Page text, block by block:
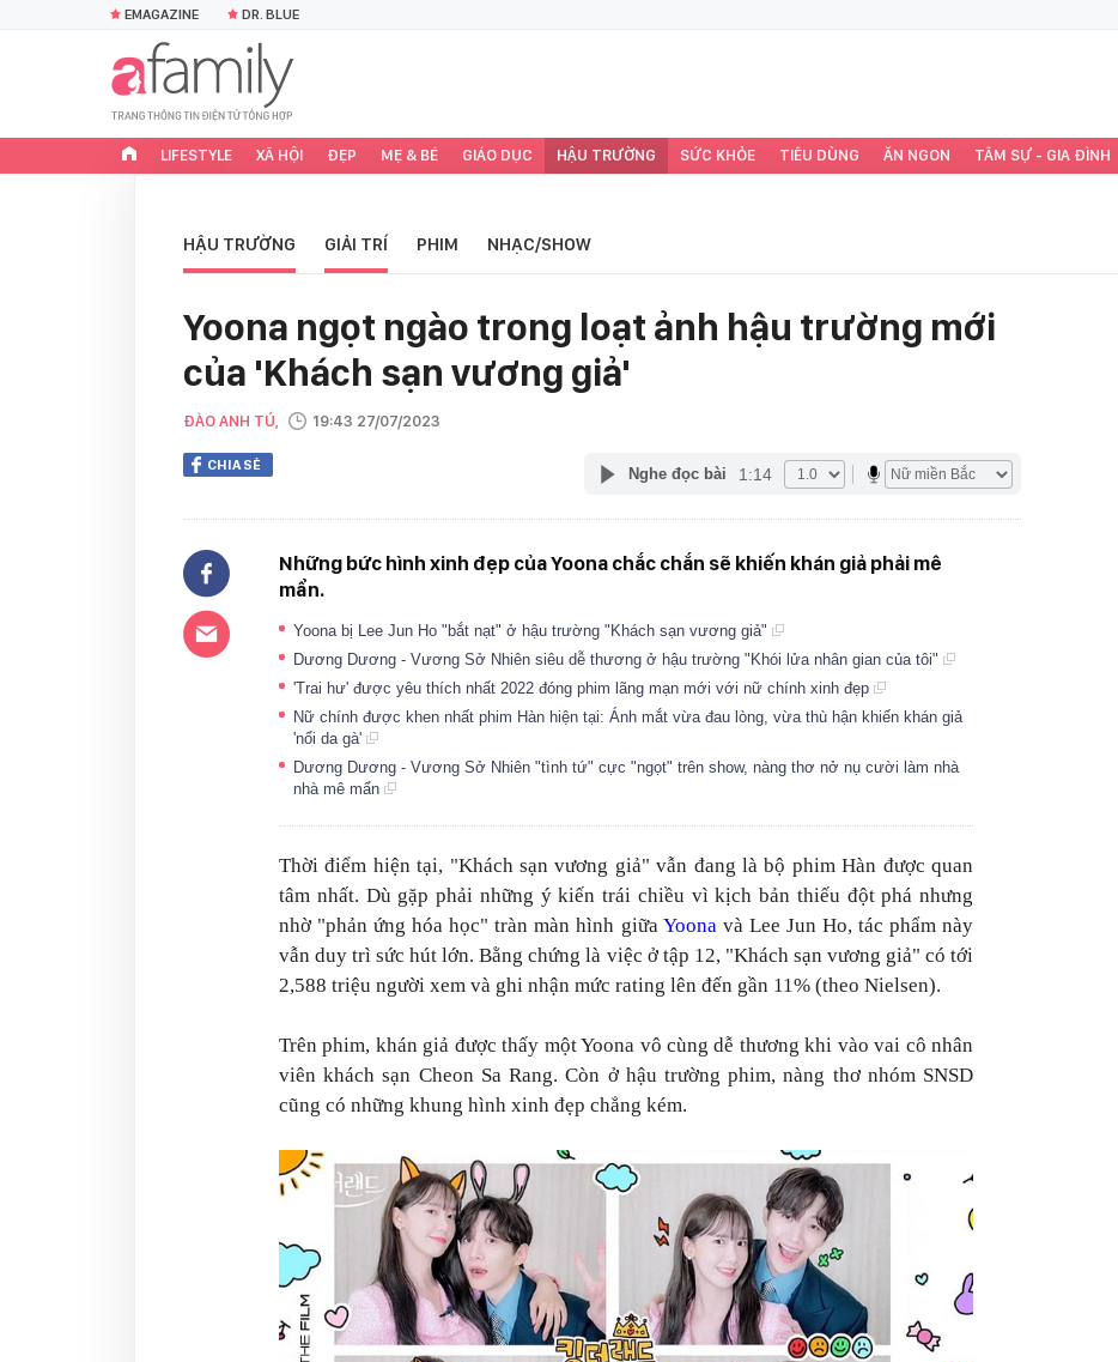
EMAGAZINE DR. BLUE
LIFESTYLE XÃ HỘI ĐẸP MẸ & BÉ GIÁO DỤC HẬU TRƯỜNG SỨC KHỎE TIÊU DÙNG ĂN NGON TÂM SỰ - GIA ĐÌNH
HẬU TRƯỜNG GIẢI TRÍ PHIM NHẠC/SHOW
Yoona ngọt ngào trong loạt ảnh hậu trường mới
của 'Khách sạn vương giả'
ĐÀO ANH TÚ, 19:43 27/07/2023
CHIA SẺ Nghe đọc bài 1:14
Những bức hình xinh đẹp của Yoona chắc chắn sẽ khiến khán giả phải mê
mẩn.
Yoona bị Lee Jun Ho "bắt nạt" ở hậu trường "Khách sạn vương giả"
Dương Dương - Vương Sở Nhiên siêu dễ thương ở hậu trường "Khói lửa nhân gian của tôi"
'Trai hư' được yêu thích nhất 2022 đóng phim lãng mạn mới với nữ chính xinh đẹp
Nữ chính được khen nhất phim Hàn hiện tại: Ánh mắt vừa đau lòng, vừa thù hận khiến khán giả
'nổi da gà'
Dương Dương - Vương Sở Nhiên "tình tứ" cực "ngọt" trên show, nàng thơ nở nụ cười làm nhà
nhà mê mẩn
Thời điểm hiện tại, "Khách sạn vương giả" vẫn đang là bộ phim Hàn được quan
tâm nhất. Dù gặp phải những ý kiến trái chiều vì kịch bản thiếu đột phá nhưng
nhờ "phản ứng hóa học" tràn màn hình giữa Yoonavà Lee Jun Ho, tác phẩm này
vẫn duy trì sức hút lớn. Bằng chứng là việc ở tập 12, "Khách sạn vương giả" có tới
2,588 triệu người xem và ghi nhận mức rating lên đến gần 11% (theo Nielsen).
Trên phim, khán giả được thấy một Yoona vô cùng dễ thương khi vào vai cô nhân
viên khách sạn Cheon Sa Rang. Còn ở hậu trường phim, nàng thơ nhóm SNSD
cũng có những khung hình xinh đẹp chẳng kém.